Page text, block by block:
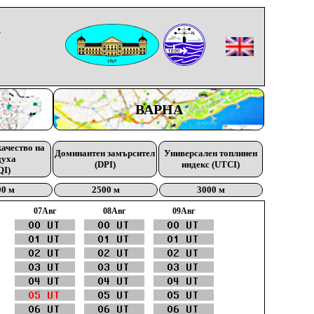
ВАРНА
на
Доминантен замърсител
(DPI)
Универсален топлинен
индекс (UTCI)
м 2500 м 3000 м
07Aвг 08Aвг 09Aвг